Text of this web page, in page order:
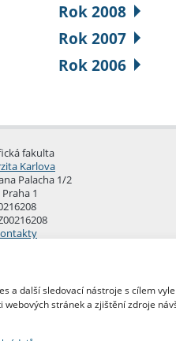
a další sledovací nástroje s cílem
stránek a zjištění zdroje
Rok 2008
Rok 2007
Rok 2006
fakulta
Karlova
Palacha 1/2
1